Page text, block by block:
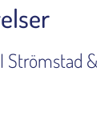
Strömstad